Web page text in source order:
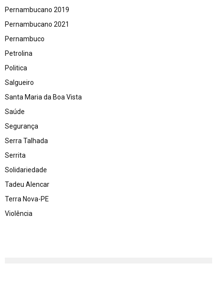
Pernambucano 2019
Pernambucano 2021
Pernambuco
Petrolina
Politica
Salgueiro
Santa Maria da Boa Vista
Saúde
Segurança
Serra Talhada
Serrita
Solidariedade
Tadeu Alencar
Terra Nova-PE
Violência